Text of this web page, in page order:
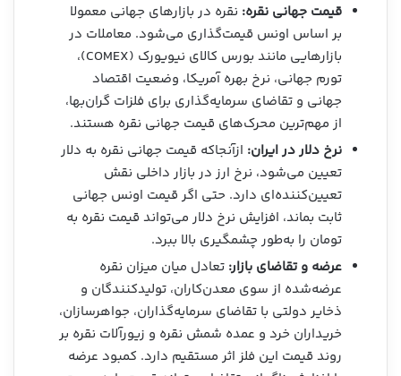
قیمت جهانی نقره: نقره در بازارهای جهانی معمولا
بر اساس اونس قیمت‌گذاری می‌شود. معاملات در
بازارهایی مانند بورس کالای نیویورک (COMEX)،
تورم جهانی، نرخ بهره آمریکا، وضعیت اقتصاد
جهانی و تقاضای سرمایه‌گذاری برای فلزات گران‌بها،
از مهم‌ترین محرک‌های قیمت جهانی نقره هستند.
نرخ دلار در ایران: ازآنجاکه قیمت جهانی نقره به دلار
تعیین می‌شود، نرخ ارز در بازار داخلی نقش
تعیین‌کننده‌ای دارد. حتی اگر قیمت اونس جهانی
ثابت بماند، افزایش نرخ دلار می‌تواند قیمت نقره به
تومان را به‌طور چشمگیری بالا ببرد.
عرضه و تقاضای بازار: تعادل میان میزان نقره
عرضه‌شده از سوی معدن‌کاران، تولیدکنندگان و
ذخایر دولتی با تقاضای سرمایه‌گذاران، جواهرسازان،
خریداران خرد و عمده شمش نقره و زیورآلات نقره بر
روند قیمت این فلز اثر مستقیم دارد. کمبود عرضه